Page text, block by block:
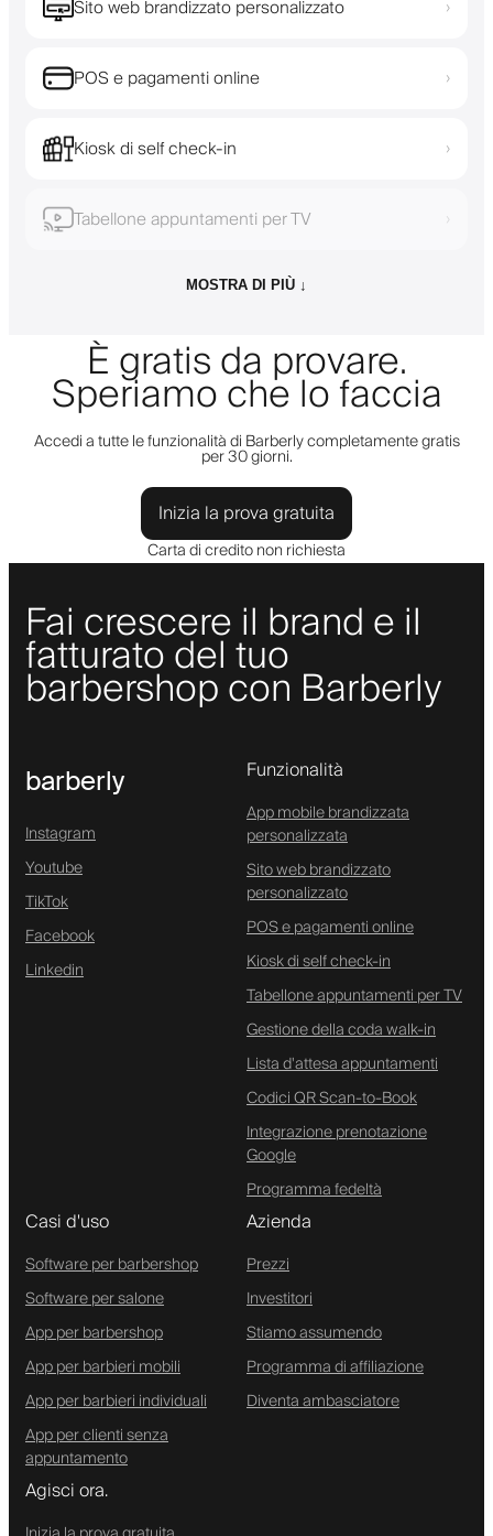
Sito web brandizzato personalizzato ›
POS e pagamenti online ›
Kiosk di self check-in ›
Tabellone appuntamenti per TV ›
MOSTRA DI PIÙ ↓
È gratis da provare.
Speriamo che lo faccia
Accedi a tutte le funzionalità di Barberly completamente gratis
per 30 giorni.
Inizia la prova gratuita
Carta di credito non richiesta
Fai crescere il brand e il
fatturato del tuo
barbershop con Barberly
barberly
Instagram
Youtube
TikTok
Facebook
Linkedin
Funzionalità
App mobile brandizzata
personalizzata
Sito web brandizzato
personalizzato
POS e pagamenti online
Kiosk di self check-in
Tabellone appuntamenti per TV
Gestione della coda walk-in
Lista d'attesa appuntamenti
Codici QR Scan-to-Book
Integrazione prenotazione
Google
Programma fedeltà
Casi d'uso
Software per barbershop
Software per salone
App per barbershop
App per barbieri mobili
App per barbieri individuali
App per clienti senza
appuntamento
Azienda
Prezzi
Investitori
Stiamo assumendo
Programma di affiliazione
Diventa ambasciatore
Agisci ora.